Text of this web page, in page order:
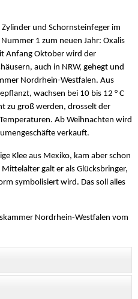
und Schornsteinfeger im
1 zum neuen Jahr: Oxalis
Anfang Oktober wird der
auch in NRW, gehegt und
Nordrhein-Westfalen. Aus
wachsen bei 10 bis 12 ° C
zu groß werden, drosselt der
Ab Weihnachten wird
verkauft.
Klee aus Mexiko, kam aber schon
galt er als Glücksbringer,
symbolisiert wird. Das soll alles
Nordrhein-Westfalen vom